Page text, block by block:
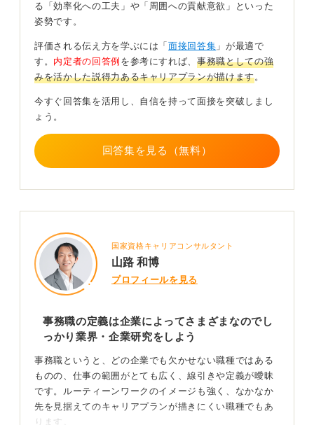
る「効率化への工夫」や「周囲への貢献意欲」といった
姿勢です。
評価される伝え方を学ぶには「面接回答集 」が最適で
す。 内定者の回答例 を参考にすれば、事務職としての強
みを活かした説得力あるキャリアプランが描けます。
今すぐ回答集を活用し、自信を持って面接を突破しまし
ょう。
回答集を見る（無料）
国家資格キャリアコンサルタント
山路 和博
プロフィールを見る
事務職の定義は企業によってさまざまなのでし
っかり業界・企業研究をしよう
事務職というと、どの企業でも欠かせない職種ではある
ものの、仕事の範囲がとても広く、線引きや定義が曖昧
です。ルーティーンワークのイメージも強く、なかなか
先を見据えてのキャリアプランが描きにくい職種でもあ
ります。